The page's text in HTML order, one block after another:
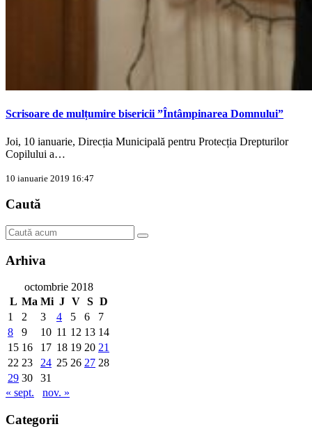
Scrisoare de mulțumire bisericii ”Întâmpinarea Domnului”
Joi, 10 ianuarie, Direcția Municipală pentru Protecția Drepturilor
Copilului a…
10 ianuarie 2019 16:47
Caută
Arhiva
octombrie 2018
L Ma Mi J V S D
1
2 3 4 5 6
7
8
9 10 11 12 13 14
15 16 17 18 19 20 21
22 23 24 25 26 27 28
29 30
31
« sept.
nov. »
Categorii